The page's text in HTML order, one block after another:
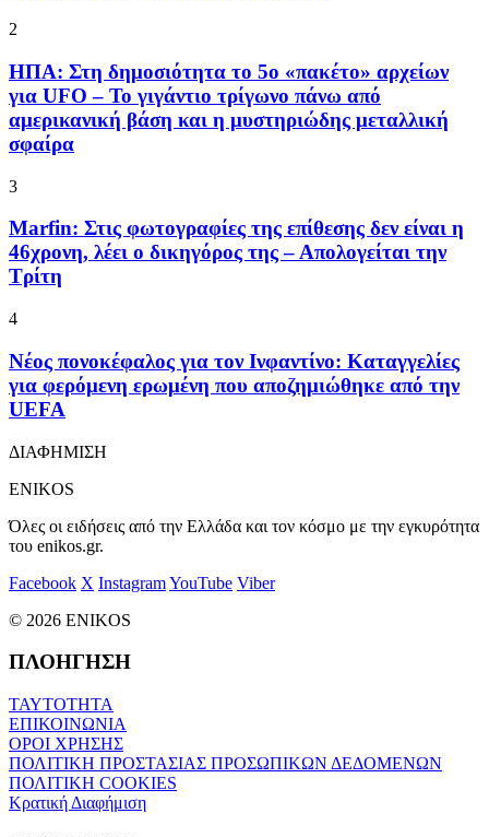
2
ΗΠΑ: Στη δημοσιότητα το 5ο «πακέτο» αρχείων
για UFO – Το γιγάντιο τρίγωνο πάνω από
αμερικανική βάση και η μυστηριώδης μεταλλική
σφαίρα
3
Marfin: Στις φωτογραφίες της επίθεσης δεν είναι η
46χρονη, λέει ο δικηγόρος της – Απολογείται την
Τρίτη
4
Νέος πονοκέφαλος για τον Ινφαντίνο: Καταγγελίες
για φερόμενη ερωμένη που αποζημιώθηκε από την
UEFA
ΔΙΑΦΗΜΙΣΗ
ENIKOS
Όλες οι ειδήσεις από την Ελλάδα και τον κόσμο με την εγκυρότητα
του enikos.gr.
Facebook X InstagramYouTube Viber
© 2026 ENIKOS
ΠΛΟΗΓΗΣΗ
ΤΑΥΤΟΤΗΤΑ
ΕΠΙΚΟΙΝΩΝΙΑ
ΟΡΟΙ ΧΡΗΣΗΣ
ΠΟΛΙΤΙΚΗ ΠΡΟΣΤΑΣΙΑΣ ΠΡΟΣΩΠΙΚΩΝ ΔΕΔΟΜΕΝΩΝ
ΠΟΛΙΤΙΚΗ COOKIES
Κρατική Διαφήμιση